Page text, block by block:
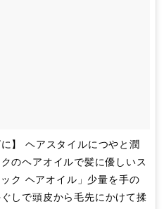
】 ヘアスタイルにつやと潤
のヘアオイルで髪に優しいス
ク ヘアオイル」少量を手の
しで頭皮から毛先にかけて揉